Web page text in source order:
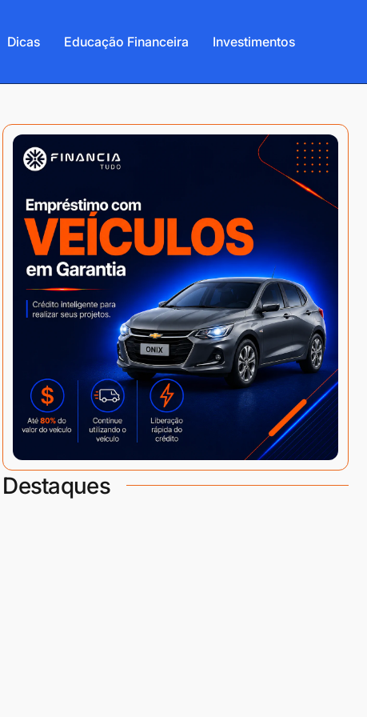
Dicas Educação Financeira Investimentos
Destaques